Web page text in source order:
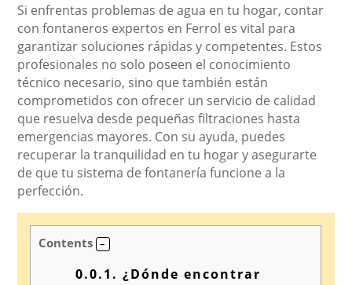
Si enfrentas problemas de agua en tu hogar, contar
con fontaneros expertos en Ferrol es vital para
garantizar soluciones rápidas y competentes. Estos
profesionales no solo poseen el conocimiento
técnico necesario, sino que también están
comprometidos con ofrecer un servicio de calidad
que resuelva desde pequeñas filtraciones hasta
emergencias mayores. Con su ayuda, puedes
recuperar la tranquilidad en tu hogar y asegurarte
de que tu sistema de fontanería funcione a la
perfección.
Contents
0.0.1. ¿Dónde encontrar